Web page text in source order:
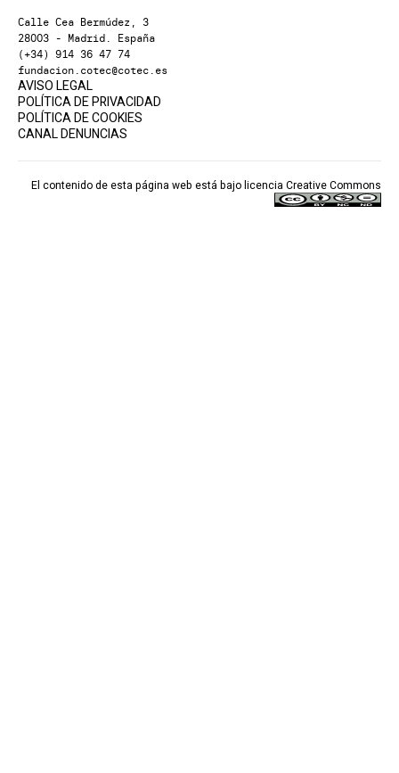
Calle Cea Bermúdez, 3
28003 - Madrid. España
(+34) 914 36 47 74
fundacion.cotec@cotec.es
AVISO LEGAL
POLÍTICA DE PRIVACIDAD
POLÍTICA DE COOKIES
CANAL DENUNCIAS
El contenido de esta página web está bajo licencia Creative Commons